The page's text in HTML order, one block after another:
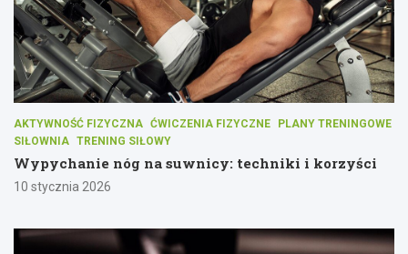
AKTYWNOŚĆ FIZYCZNA ĆWICZENIA FIZYCZNE
PLANY TRENINGOWE
SIŁOWNIA TRENING SIŁOWY
Wypychanie nóg na suwnicy: techniki i korzyści
10 stycznia 2026